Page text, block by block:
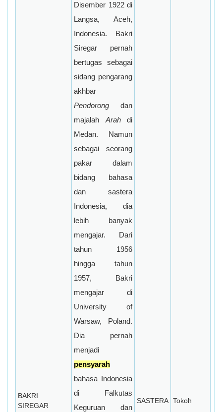
BAKRI
SIREGAR
Disember 1922 di
Langsa, Aceh,
Indonesia. Bakri
Siregar pernah
bertugas sebagai
sidang pengarang
akhbar
Pendorong dan
majalah Arahdi
Medan. Namun
sebagai seorang
pakar dalam
bidang bahasa
dan sastera
Indonesia, dia
lebih banyak
mengajar. Dari
tahun 1956
hingga tahun
1957, Bakri
mengajar di
University of
Warsaw, Poland.
Dia pernah
menjadi
pensyarah
bahasa Indonesia
di Falkutas
Keguruan dan
SASTERA Tokoh